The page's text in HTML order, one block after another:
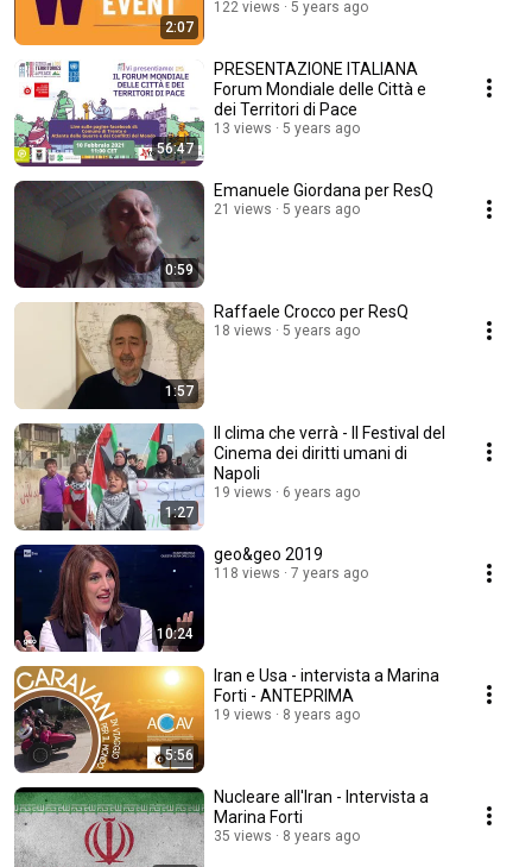
2:07
122 views 5 years ago
56:47
PRESENTAZIONE ITALIANA
Forum Mondiale delle Città e
dei Territori di Pace
13 views 5 years ago
0:59
Emanuele Giordana per ResQ
21 views 5 years ago
1:57
Raffaele Crocco per ResQ
18 views 5 years ago
1:27
Il clima che verrà - Il Festival del
Cinema dei diritti umani di
Napoli
19 views 6 years ago
10:24
geo&geo 2019
118 views 7 years ago
5:56
Iran e Usa - intervista a Marina
Forti - ANTEPRIMA
19 views 8 years ago
Nucleare all'Iran - Intervista a
Marina Forti
35 views 8 years ago